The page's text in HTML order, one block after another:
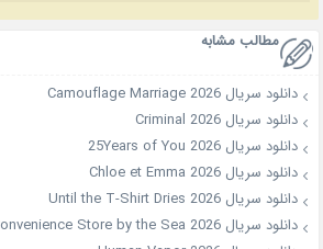
مطالب مشابه
دانلود سریال Camouflage Marriage 2026
دانلود سریال Criminal 2026
دانلود سریال 25Years of You 2026
دانلود سریال Chloe et Emma 2026
دانلود سریال Until the T-Shirt Dries 2026
دانلود سریال The Convenience Store by the Sea 2026